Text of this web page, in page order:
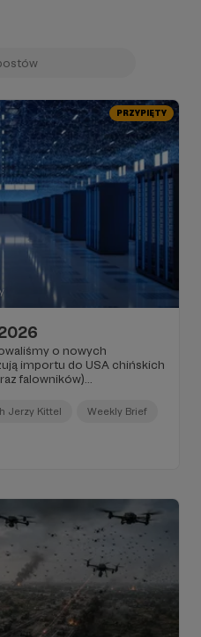
PRZYPIĘTY
o nowych
importu do USA chińskich
falowników)...
Jerzy Kittel Weekly Brief